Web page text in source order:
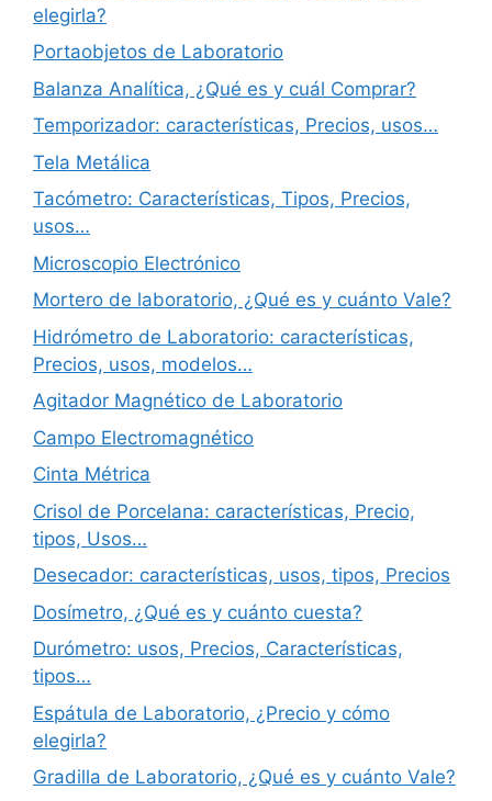
elegirla?
Portaobjetos de Laboratorio
Balanza Analítica, ¿Qué es y cuál Comprar?
Temporizador: características, Precios, usos…
Tela Metálica
Tacómetro: Características, Tipos, Precios,
usos…
Microscopio Electrónico
Mortero de laboratorio, ¿Qué es y cuánto Vale?
Hidrómetro de Laboratorio: características,
Precios, usos, modelos…
Agitador Magnético de Laboratorio
Campo Electromagnético
Cinta Métrica
Crisol de Porcelana: características, Precio,
tipos, Usos…
Desecador: características, usos, tipos, Precios
Dosímetro, ¿Qué es y cuánto cuesta?
Durómetro: usos, Precios, Características,
tipos…
Espátula de Laboratorio, ¿Precio y cómo
elegirla?
Gradilla de Laboratorio, ¿Qué es y cuánto Vale?